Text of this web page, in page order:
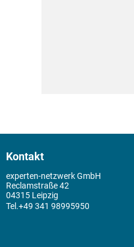
Kontakt
experten-netzwerk GmbH
Reclamstraße 42
04315 Leipzig
+49 341 98995950